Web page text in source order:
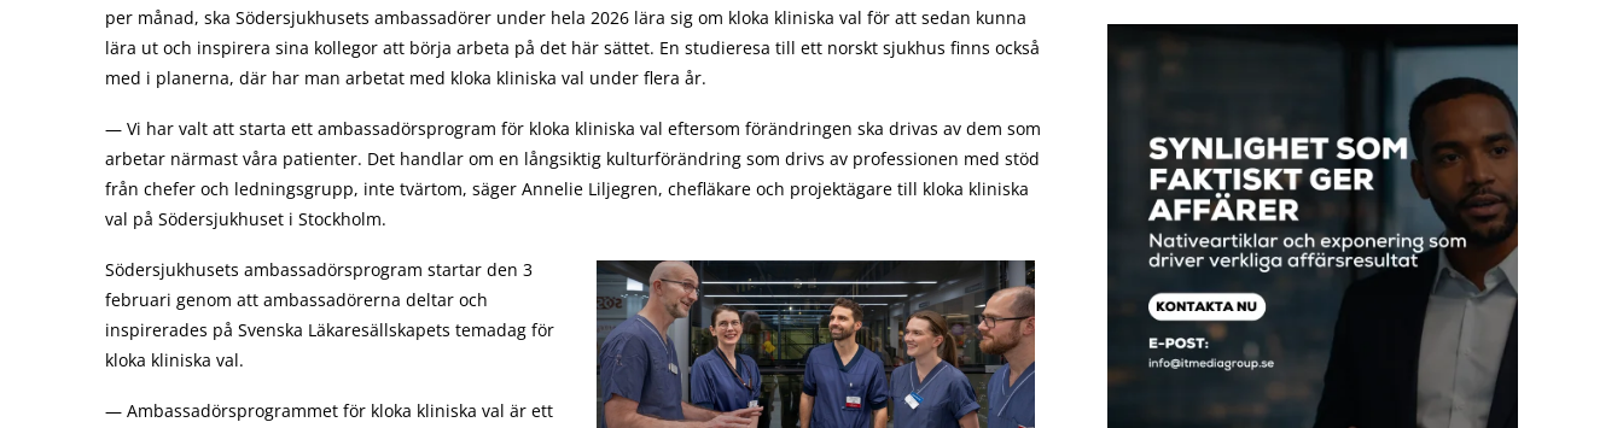
per månad, ska Södersjukhusets ambassadörer under hela 2026 lära sig om kloka kliniska val för att sedan kunna
lära ut och inspirera sina kollegor att börja arbeta på det här sättet. En studieresa till ett norskt sjukhus finns också
med i planerna, där har man arbetat med kloka kliniska val under flera år.
— Vi har valt att starta ett ambassadörsprogram för kloka kliniska val eftersom förändringen ska drivas av dem som
arbetar närmast våra patienter. Det handlar om en långsiktig kulturförändring som drivs av professionen med stöd
från chefer och ledningsgrupp, inte tvärtom, säger Annelie Liljegren, chefläkare och projektägare till kloka kliniska
val på Södersjukhuset i Stockholm.
Södersjukhusets ambassadörsprogram startar den 3
februari genom att ambassadörerna deltar och
inspirerades på Svenska Läkaresällskapets temadag för
kloka kliniska val.
— Ambassadörsprogrammet för kloka kliniska val är ett